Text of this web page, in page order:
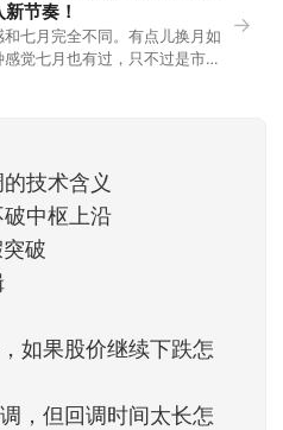
节奏！
和七月完全不同。有点儿换月如
觉七月也有过，只不过是市场
暖风。指数涨了百点，交易额
→
技术含义
中枢上沿
破
如果股价继续下跌怎
，但回调时间太长怎